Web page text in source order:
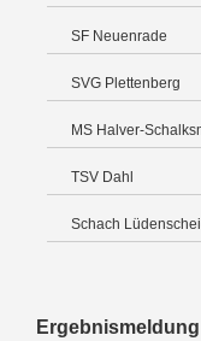
SF Neuenrade
SVG Plettenberg
MS Halver-
TSV Dahl
Schach